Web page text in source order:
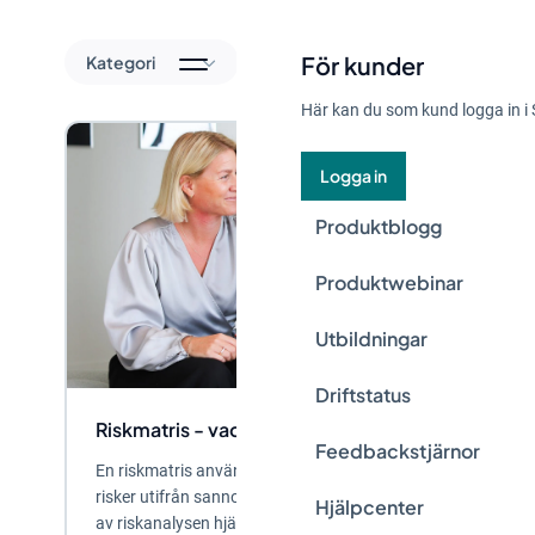
För kunder
Här kan du som kund logga in i
Logga in
Produktblogg
Produktwebinar
Utbildningar
Driftstatus
Feedbackstjärnor
Hjälpcenter
Kategori
Riskmatris - vad, hur och varför?
En riskmatris används för att visualisera och prioritera
risker utifrån sannolikhet och konsekvens. Som en del
av riskanalysen hjälper den...